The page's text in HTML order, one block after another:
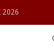
2026